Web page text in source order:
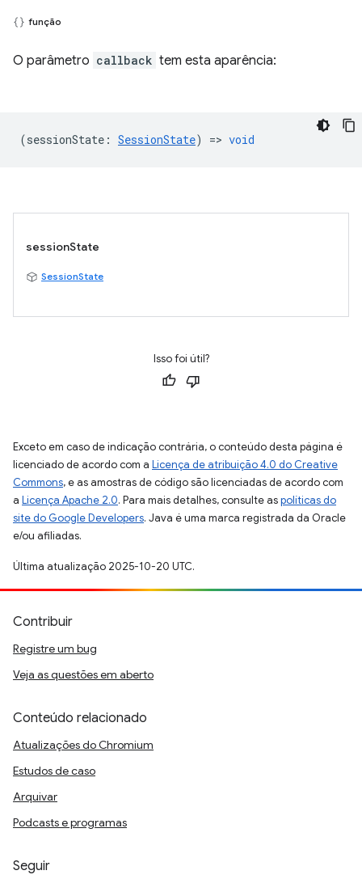
função
O parâmetro callback tem esta aparência:
(sessionState : SessionState) => void
sessionState
SessionState
Isso foi útil?
Exceto em caso de indicação contrária, o conteúdo desta página é
licenciado de acordo com a Licença de atribuição 4.0 do Creative
Commons, e as amostras de código são licenciadas de acordo com
a Licença Apache 2.0. Para mais detalhes, consulte aspolíticas do
site do Google Developers. Java é uma marca registrada da Oracle
e/ou afiliadas.
Última atualização 2025-10-20 UTC.
Contribuir
Registre um bug
Veja as questões em aberto
Conteúdo relacionado
Atualizações do Chromium
Estudos de caso
Arquivar
Podcasts e programas
Seguir